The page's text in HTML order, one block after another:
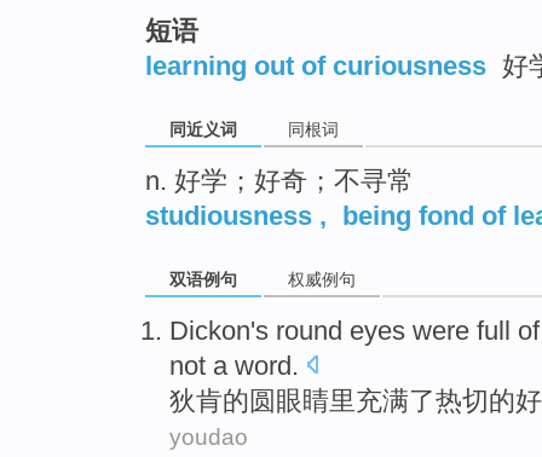
短语
learning out of curiousness 好
同近义词 同根词
n. 好学；好奇；不寻常
studiousness , being fond of
双语例句 权威例句
Dickon's round eyes were full of
not a word.
狄肯的 圆 眼睛里充满了热切的
youdao